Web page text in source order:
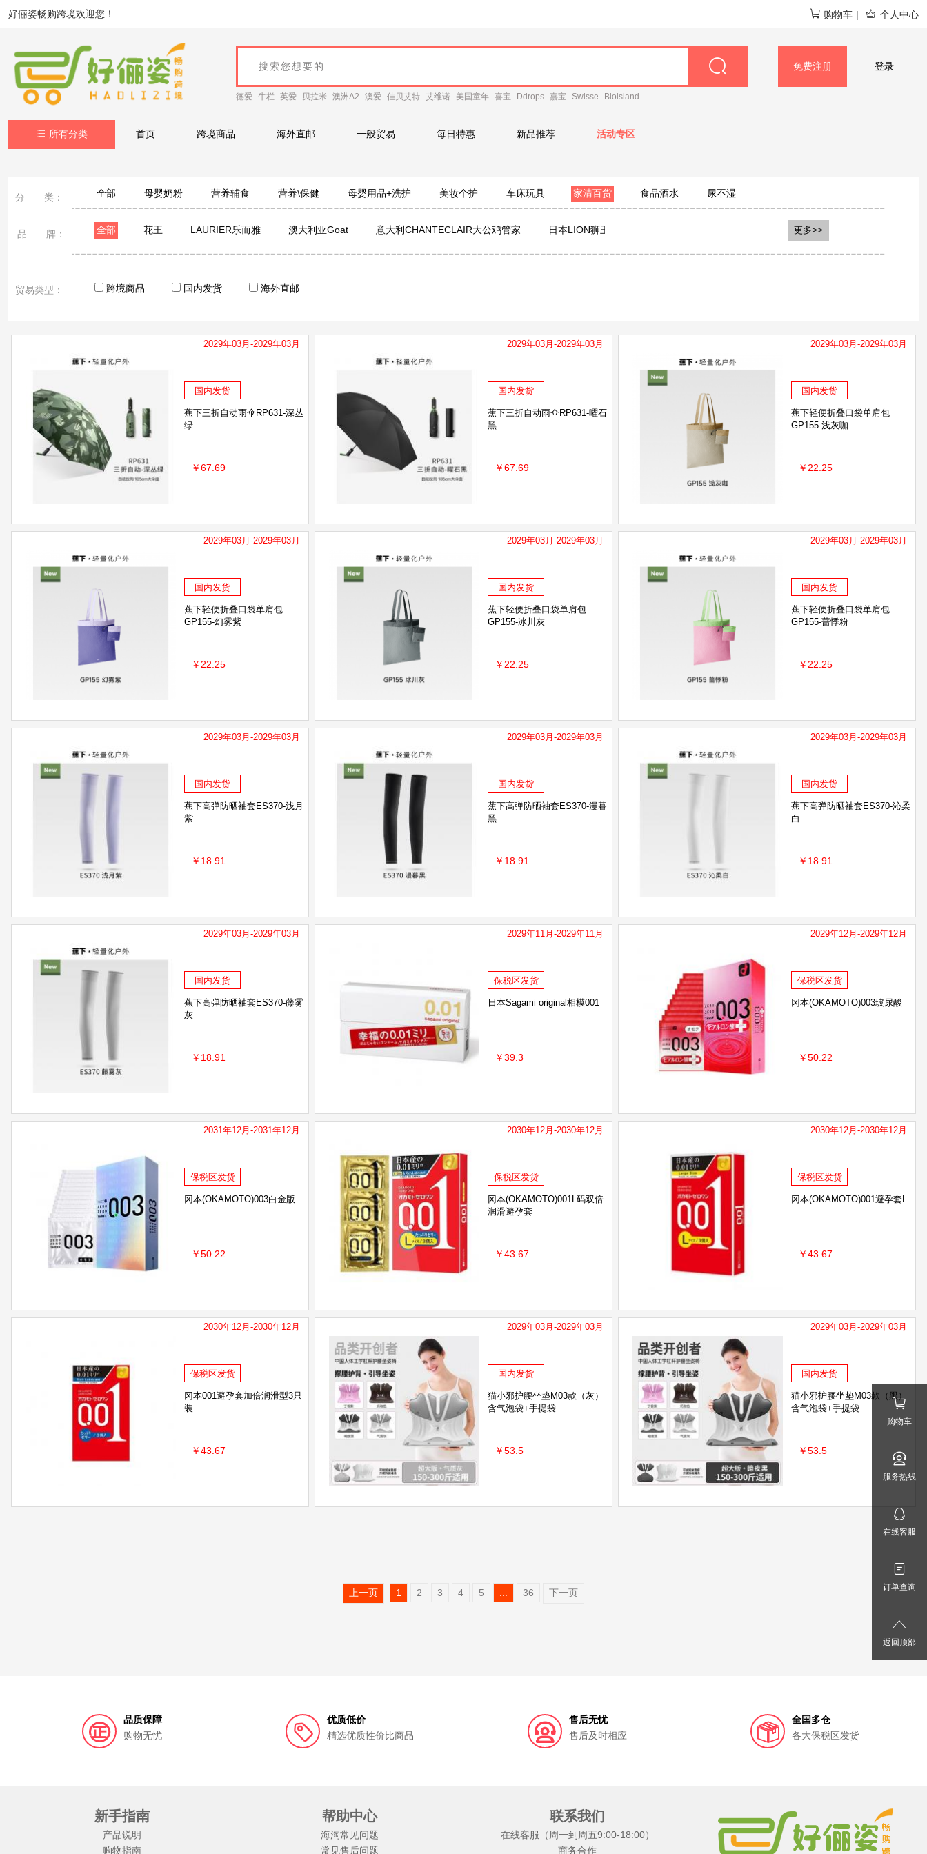
好俪姿畅购跨境欢迎您！ 购物车 | 个人中心
德爱 牛栏 英爱 贝拉米 澳洲A2 澳爱 佳贝艾特 艾维诺 美国童年 喜宝 Ddrops 嘉宝 Swisse Bioisland
免费注册 登录
所有分类 首页 跨境商品 海外直邮 一般贸易 每日特惠 新品推荐 活动专区
分 类： 全部 母婴奶粉 营养辅食 营养\保健 母婴用品+洗护 美妆个护 车床玩具 家清百货 食品酒水 尿不湿
品 牌： 全部 花王 LAURIER乐而雅 澳大利亚Goat 意大利CHANTECLAIR大公鸡管家 日本LION狮王
BAD AIR SPONGE 康迪克 KOBAYASHI小林制药 ATSUGI厚木 Morning fresh 日本ITO 韩国LG贵爱娘 韩国VVC
老奶奶的秘密Grandma's Secret ST小鸡
Brita/碧然德 塞那Sanag 伊趣 Profissimo 优全生活 Playtex ANGSNAKE 沸蛇 麦迪安 GALO DE BARCELOS 公鸡头管家
Mari pflege玛瑞宝 猫小邪 有棵树
Radialight 宝和堂 KANCHIA康安佳 威王
更多>>
贸易类型： 跨境商品 国内发货 海外直邮
2029年03月-2029年03月
国内发货
蕉下三折自动雨伞RP631-深丛
绿
￥67.69
2029年03月-2029年03月
国内发货
蕉下三折自动雨伞RP631-曜石
黑
￥67.69
2029年03月-2029年03月
国内发货
蕉下轻便折叠口袋单肩包
GP155-浅灰咖
￥22.25
2029年03月-2029年03月
国内发货
蕉下轻便折叠口袋单肩包
GP155-幻雾紫
￥22.25
2029年03月-2029年03月
国内发货
蕉下轻便折叠口袋单肩包
GP155-冰川灰
￥22.25
2029年03月-2029年03月
国内发货
蕉下轻便折叠口袋单肩包
GP155-蔷悸粉
￥22.25
2029年03月-2029年03月
国内发货
蕉下高弹防晒袖套ES370-浅月
紫
￥18.91
2029年03月-2029年03月
国内发货
蕉下高弹防晒袖套ES370-漫暮
黑
￥18.91
2029年03月-2029年03月
国内发货
蕉下高弹防晒袖套ES370-沁柔
白
￥18.91
2029年03月-2029年03月
国内发货
蕉下高弹防晒袖套ES370-藤雾
灰
￥18.91
2029年11月-2029年11月
保税区发货
日本Sagami original相模001
￥39.3
2029年12月-2029年12月
保税区发货
冈本(OKAMOTO)003玻尿酸
￥50.22
2031年12月-2031年12月
保税区发货
冈本(OKAMOTO)003白金版
￥50.22
2030年12月-2030年12月
保税区发货
冈本(OKAMOTO)001L码双倍
润滑避孕套
￥43.67
2030年12月-2030年12月
保税区发货
冈本(OKAMOTO)001避孕套L
￥43.67
2030年12月-2030年12月
保税区发货
冈本001避孕套加倍润滑型3只
装
￥43.67
2029年03月-2029年03月
国内发货
猫小邪护腰坐垫M03款（灰）
含气泡袋+手提袋
￥53.5
2029年03月-2029年03月
国内发货
猫小邪护腰坐垫M03款（黑）
含气泡袋+手提袋
￥53.5
上一页 1 2 3 4 5 ... 36 下一页
品质保障
购物无忧
优质低价
精选优质性价比商品
售后无忧
售后及时相应
全国多仓
各大保税区发货
新手指南
产品说明
购物指南
帮助中心
海淘常见问题
常见售后问题
联系我们
在线客服（周一到周五9:00-18:00）
商务合作
购物车
服务热线
在线客服
订单查询
返回顶部